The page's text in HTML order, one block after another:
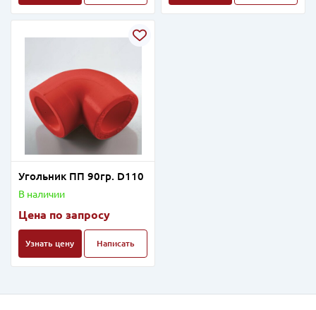
Угольник ПП 90гр. D110
В наличии
Цена по запросу
Узнать цену Написать